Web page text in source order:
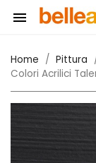

Home Pittura
Colori Acrilici